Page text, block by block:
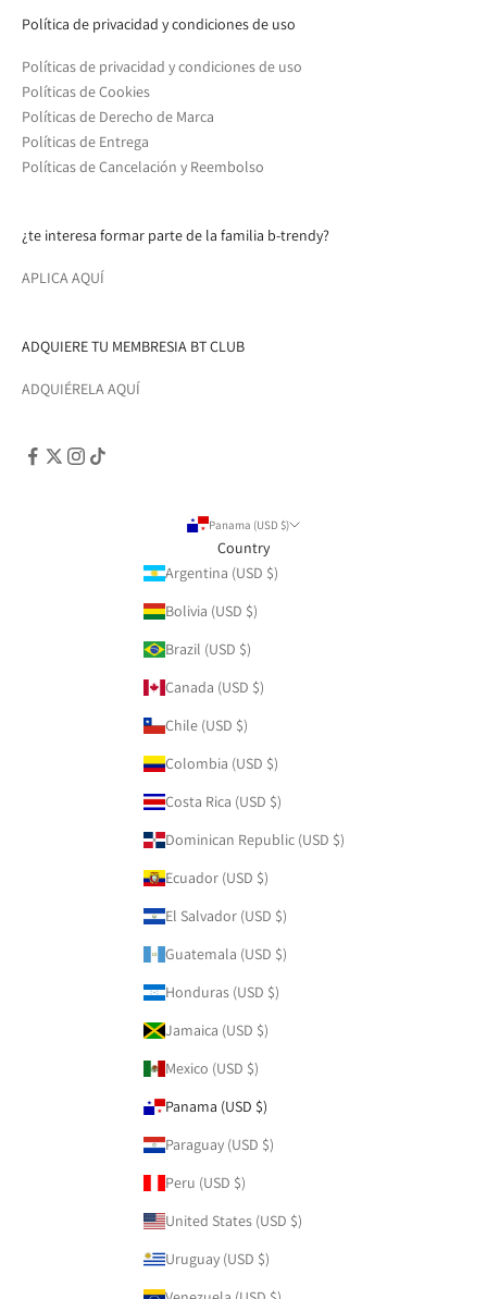
Política de privacidad y condiciones de uso
Políticas de privacidad y condiciones de uso
Políticas de Cookies
Políticas de Derecho de Marca
Políticas de Entrega
Políticas de Cancelación y Reembolso
¿te interesa formar parte de la familia b-trendy?
APLICA AQUÍ
ADQUIERE TU MEMBRESIA BT CLUB
ADQUIÉRELA AQUÍ
Panama (USD $)
Country
Argentina (USD $)
Bolivia (USD $)
Brazil (USD $)
Canada (USD $)
Chile (USD $)
Colombia (USD $)
Costa Rica (USD $)
Dominican Republic (USD $)
Ecuador (USD $)
El Salvador (USD $)
Guatemala (USD $)
Honduras (USD $)
Jamaica (USD $)
Mexico (USD $)
Panama (USD $)
Paraguay (USD $)
Peru (USD $)
United States (USD $)
Uruguay (USD $)